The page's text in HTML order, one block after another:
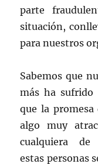
parte
situación,
para nuestros
Sabemos que
más ha sufrido
que la
algo muy
cualquiera de
estas personas